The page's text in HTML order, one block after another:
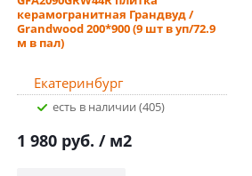
керамогранитная Грандвуд /
Grandwood 200*900 (9 шт в уп/72.9
м в пал)
Екатеринбург
Есть в наличии (405)
1 980 руб. / м2